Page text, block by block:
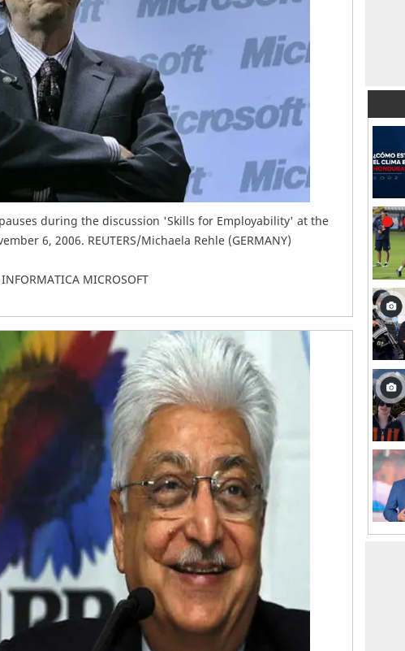
during the discussion 'Skills for Employability' at the
6, 2006. REUTERS/Michaela Rehle (GERMANY)
MICROSOFT